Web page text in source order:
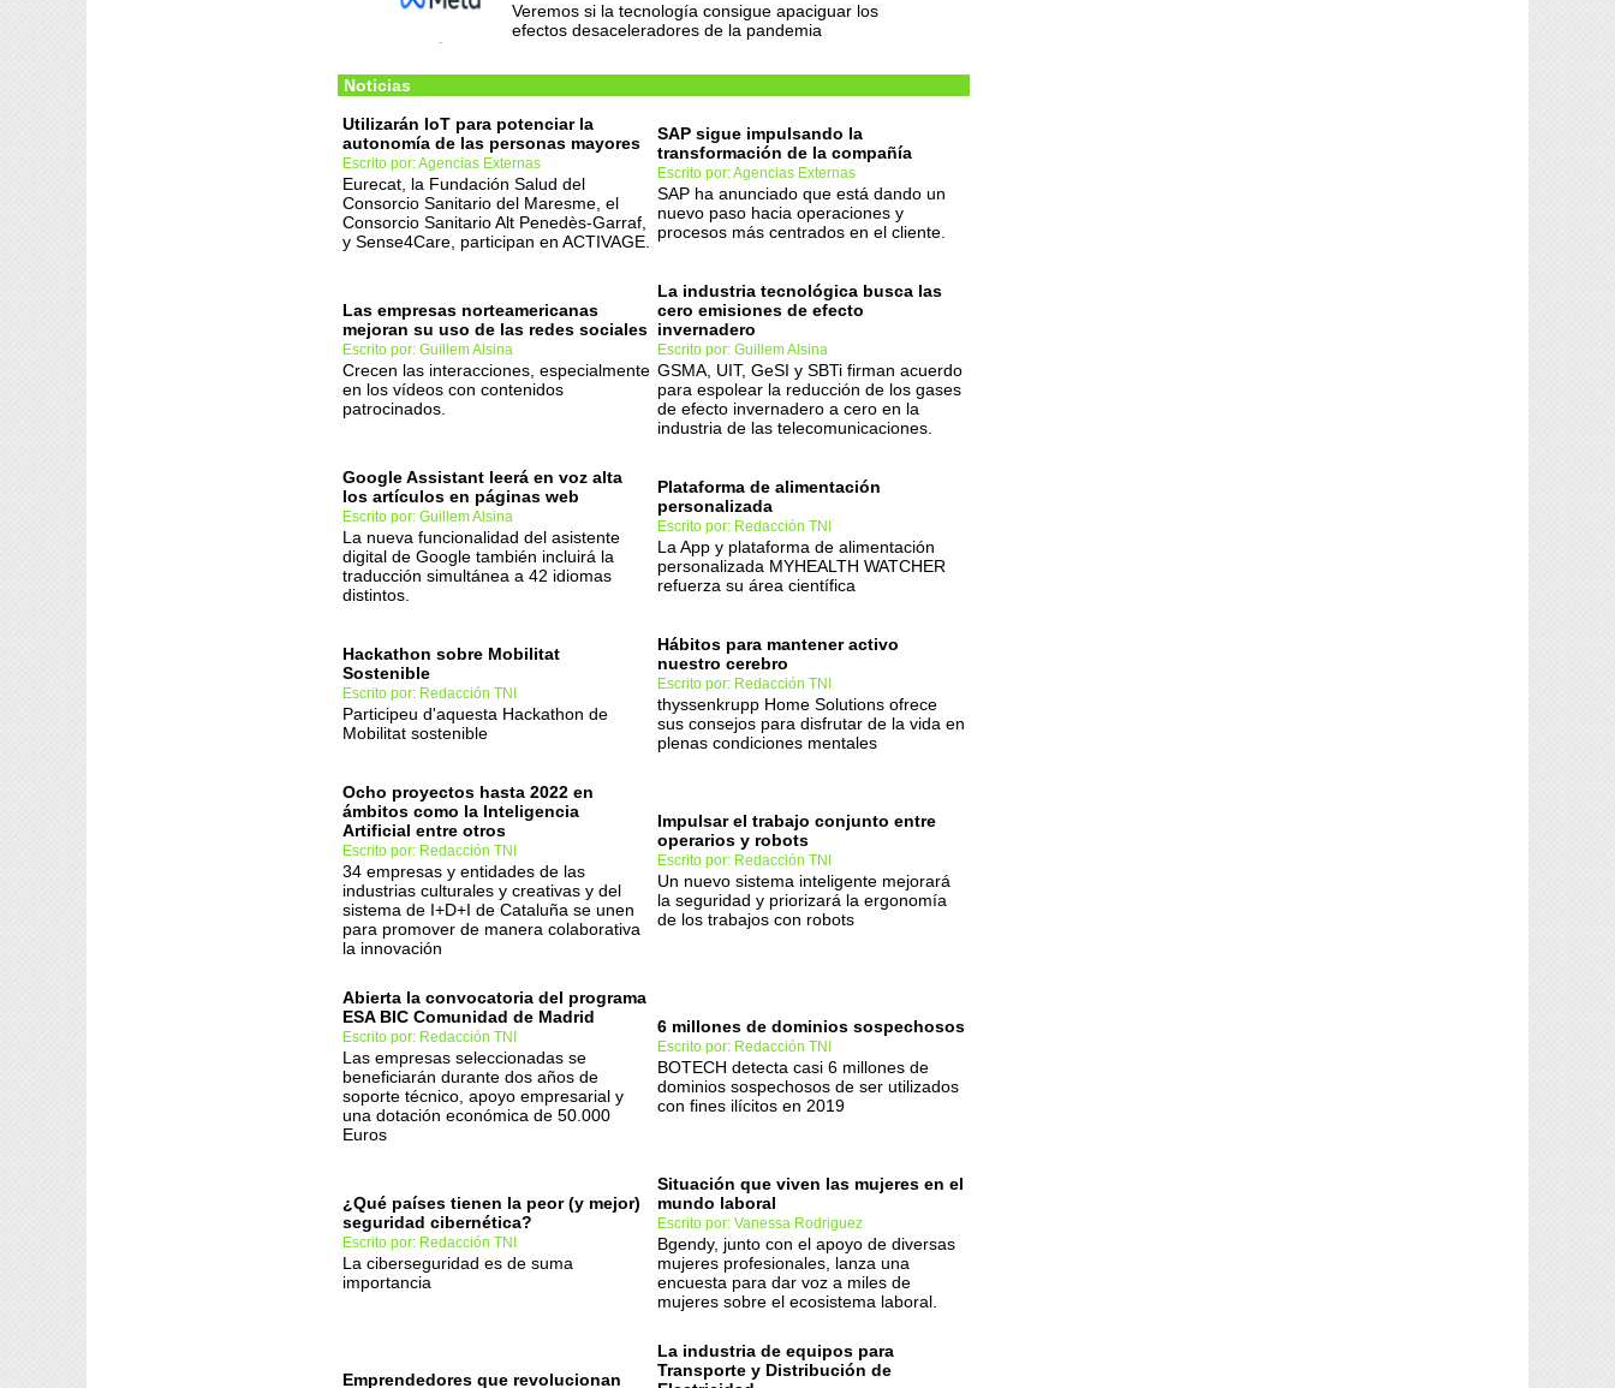
Veremos si la tecnología consigue apaciguar los
efectos desaceleradores de la pandemia
Noticias
Utilizarán IoT para potenciar la
autonomía de las personas mayores
Escrito por: Agencias Externas
Eurecat, la Fundación Salud del
Consorcio Sanitario del Maresme, el
Consorcio Sanitario Alt Penedès-Garraf,
y Sense4Care, participan en ACTIVAGE.
SAP sigue impulsando la
transformación de la compañía
Escrito por: Agencias Externas
SAP ha anunciado que está dando un
nuevo paso hacia operaciones y
procesos más centrados en el cliente.
Las empresas norteamericanas
mejoran su uso de las redes sociales
Escrito por: Guillem Alsina
Crecen las interacciones, especialmente
en los vídeos con contenidos
patrocinados.
La industria tecnológica busca las
cero emisiones de efecto
invernadero
Escrito por: Guillem Alsina
GSMA, UIT, GeSI y SBTi firman acuerdo
para espolear la reducción de los gases
de efecto invernadero a cero en la
industria de las telecomunicaciones.
Google Assistant leerá en voz alta
los artículos en páginas web
Escrito por: Guillem Alsina
La nueva funcionalidad del asistente
digital de Google también incluirá la
traducción simultánea a 42 idiomas
distintos.
Plataforma de alimentación
personalizada
Escrito por: Redacción TNI
La App y plataforma de alimentación
personalizada MYHEALTH WATCHER
refuerza su área científica
Hackathon sobre Mobilitat
Sostenible
Escrito por: Redacción TNI
Participeu d'aquesta Hackathon de
Mobilitat sostenible
Hábitos para mantener activo
nuestro cerebro
Escrito por: Redacción TNI
thyssenkrupp Home Solutions ofrece
sus consejos para disfrutar de la vida en
plenas condiciones mentales
Ocho proyectos hasta 2022 en
ámbitos como la Inteligencia
Artificial entre otros
Escrito por: Redacción TNI
34 empresas y entidades de las
industrias culturales y creativas y del
sistema de I+D+I de Cataluña se unen
para promover de manera colaborativa
la innovación
Impulsar el trabajo conjunto entre
operarios y robots
Escrito por: Redacción TNI
Un nuevo sistema inteligente mejorará
la seguridad y priorizará la ergonomía
de los trabajos con robots
Abierta la convocatoria del programa
ESA BIC Comunidad de Madrid
Escrito por: Redacción TNI
Las empresas seleccionadas se
beneficiarán durante dos años de
soporte técnico, apoyo empresarial y
una dotación económica de 50.000
Euros
6 millones de dominios sospechosos
Escrito por: Redacción TNI
BOTECH detecta casi 6 millones de
dominios sospechosos de ser utilizados
con fines ilícitos en 2019
¿Qué países tienen la peor (y mejor)
seguridad cibernética?
Escrito por: Redacción TNI
La ciberseguridad es de suma
importancia
Situación que viven las mujeres en el
mundo laboral
Escrito por: Vanessa Rodriguez
Bgendy, junto con el apoyo de diversas
mujeres profesionales, lanza una
encuesta para dar voz a miles de
mujeres sobre el ecosistema laboral.
Emprendedores que revolucionan
La industria de equipos para
Transporte y Distribución de